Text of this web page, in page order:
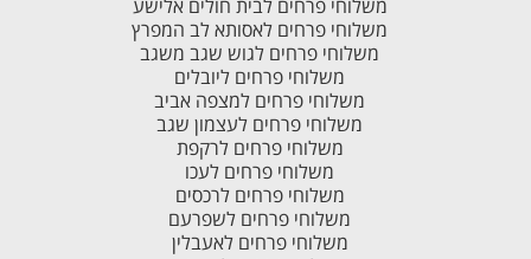
משלוחי פרחים לבית חולים אלישע
משלוחי פרחים לאסותא לב המפרץ
משלוחי פרחים לגוש שגב משגב
משלוחי פרחים ליובלים
משלוחי פרחים למצפה אביב
משלוחי פרחים לעצמון שגב
משלוחי פרחים לרקפת
משלוחי פרחים לעכו
משלוחי פרחים לרכסים
משלוחי פרחים לשפרעם
משלוחי פרחים לאעבלין